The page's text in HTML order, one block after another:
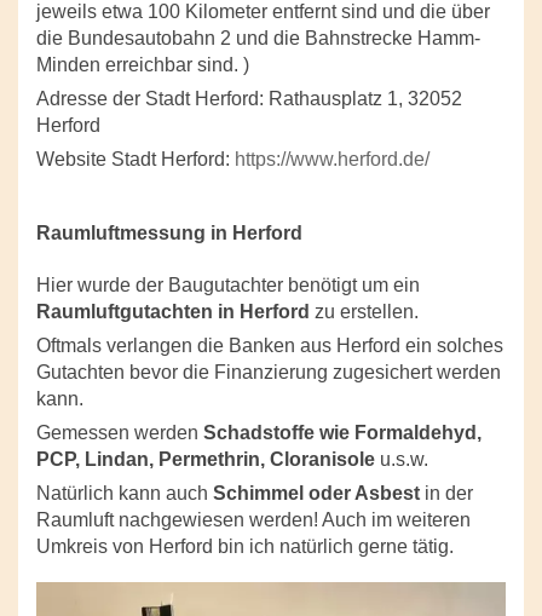
jeweils etwa 100 Kilometer entfernt sind und die über
die Bundesautobahn 2 und die Bahnstrecke Hamm-
Minden erreichbar sind. )
Adresse der Stadt Herford: Rathausplatz 1, 32052
Herford
Website Stadt Herford: https://www.herford.de/
Raumluftmessung in Herford
Hier wurde der Baugutachter benötigt um ein
Raumluftgutachten in Herford zu erstellen.
Oftmals verlangen die Banken aus Herford ein solches
Gutachten bevor die Finanzierung zugesichert werden
kann.
Gemessen werden Schadstoffe wie Formaldehyd,
PCP, Lindan, Permethrin, Cloranisole u.s.w.
Natürlich kann auch Schimmel oder Asbest in der
Raumluft nachgewiesen werden! Auch im weiteren
Umkreis von Herford bin ich natürlich gerne tätig.